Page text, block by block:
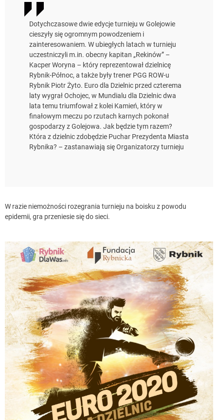
Dotychczasowe dwie edycje turnieju w Golejowie
cieszyły się ogromnym powodzeniem i
zainteresowaniem. W ubiegłych latach w turnieju
uczestniczyli m.in. obecny kapitan „Rekinów” –
Kacper Woryna – który reprezentował dzielnicę
Rybnik-Północ, a także były trener PGG ROW-u
Rybnik Piotr Żyto. Euro dla Dzielnic przed czterema
laty wygrał Ochojec, w Mundialu dla Dzielnic dwa
lata temu triumfował z kolei Kamień, który w
finałowym meczu po rzutach karnych pokonał
gospodarzy z Golejowa. Jak będzie tym razem?
Która z dzielnic zdobędzie Puchar Prezydenta Miasta
Rybnika? – zastanawiają się Organizatorzy turnieju
W razie niemożności rozegrania turnieju na boisku z powodu
epidemii, gra przeniesie się do sieci.